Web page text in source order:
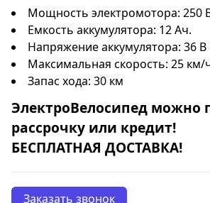
Мощность электромотора: 250
Емкость аккумулятора: 12 Ач.
Напряжение аккумулятора: 36 В
Максимальная скорость: 25 км/
Запас хода: 30 км
ЭлектроВелосипед можно
рассрочку или кредит!
БЕСПЛАТНАЯ ДОСТАВКА!
Заказать звонок